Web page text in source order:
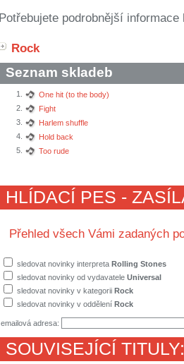
Potřebujete podrobnější
Rock
Seznam skladeb
1.
One hit (to the body)
2.
Fight
3.
Harlem shuffle
4.
Hold back
5.
Too rude
HLÍDACÍ PES -
Přehled všech Vámi zadaných
sledovat novinky interpreta Rolling Stones
sledovat novinky od vydavatele Universal
sledovat novinky v kategorii Rock
sledovat novinky v oddělení Rock
emailová adresa:
SOUVISEJÍCÍ TITULY: